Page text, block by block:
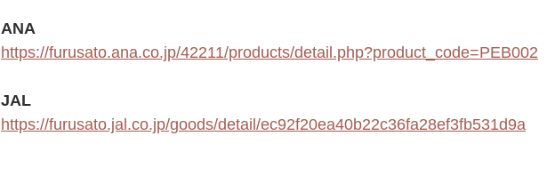
ANA
https://furusato.ana.co.jp/42211/products/detail.php?product_code=PEB002
JAL
https://furusato.jal.co.jp/goods/detail/ec92f20ea40b22c36fa28ef3fb531d9a